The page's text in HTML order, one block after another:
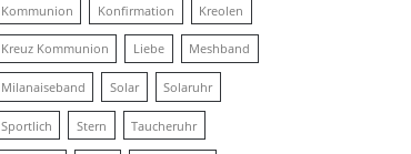
Kommunion Konfirmation Kreolen
Kreuz Kommunion Liebe Meshband
Milanaiseband Solar Solaruhr
Sportlich Stern Taucheruhr